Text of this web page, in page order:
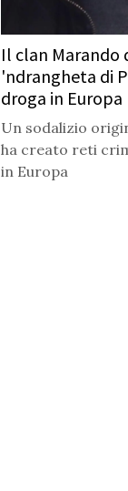
Il clan Marando
'ndrangheta di
droga in Europa
Un sodalizio
ha creato reti
in Europa